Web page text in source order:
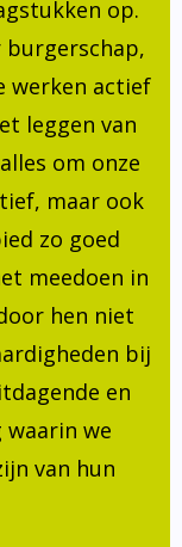
op.
burgerschap,
werken actief
leggen van
om onze
maar ook
zo goed
meedoen in
hen niet
bij
en
we
van hun